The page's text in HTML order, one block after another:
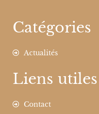
Catégories
Actualités
Liens utiles
Contact